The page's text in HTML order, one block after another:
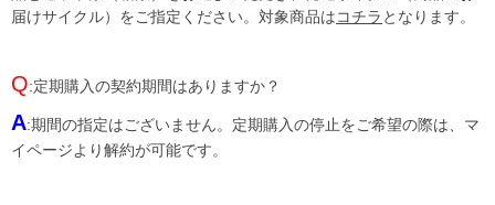
届けサイクル）をご指定ください。対象商品はコチラ となります。
Q:定期購入の契約期間はありますか？
A:期間の指定はございません。定期購入の停止をご希望の際は、マ
イページより解約が可能です。